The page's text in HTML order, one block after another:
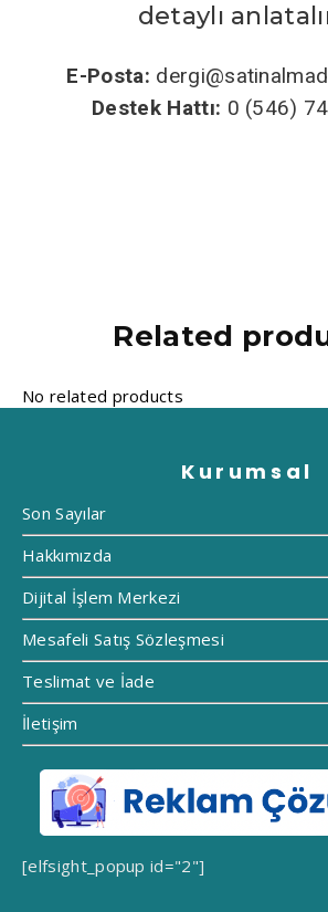
detaylı
E-Posta:
Destek Hattı: 0 (546)
Related
Kurumsal
Son Sayılar
Hakkımızda
Dijital İşlem Merkezi
Mesafeli Satış Sözleşmesi
Teslimat ve İade
İletişim
[elfsight_popup id="2"]